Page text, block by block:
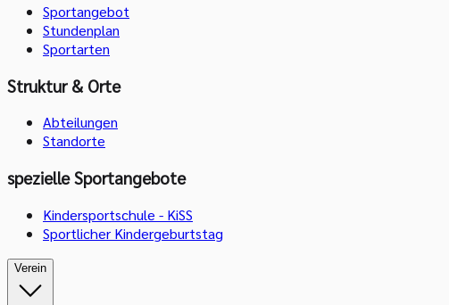
Sportangebot
Stundenplan
Sportarten
Struktur & Orte
Abteilungen
Standorte
spezielle Sportangebote
Kindersportschule - KiSS
Sportlicher Kindergeburtstag
Verein